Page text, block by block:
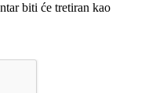
biti će tretiran kao